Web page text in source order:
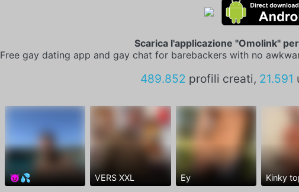
Scarica l'applicazione "Omolink"
Free gay dating app and gay chat for barebackers with no
489.852 profili creati, 21.591
😈💦 VERS XXL Ey Kinky